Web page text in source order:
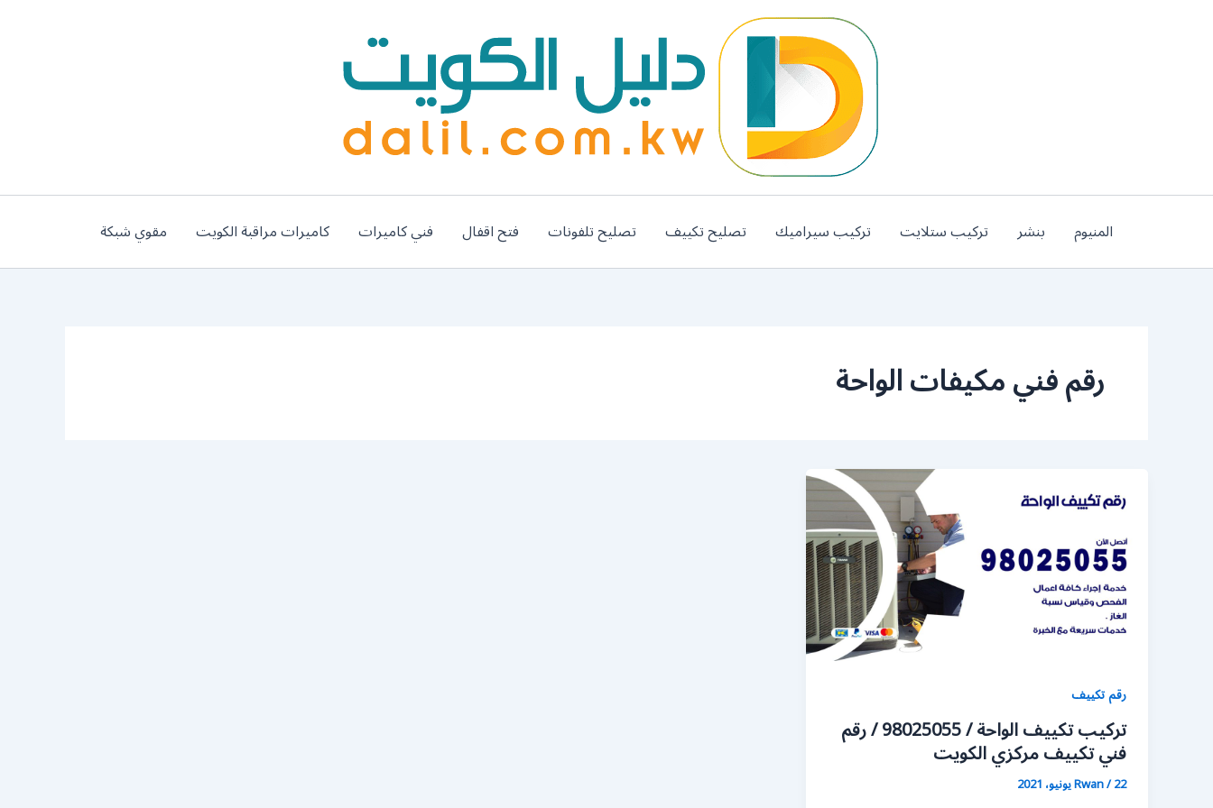
المنيوم بنشر تركيب ستلايت تركيب سيراميك تصليح تكييف تصليح تلفونات فتح اقفال فني كاميرات كاميرات مراقبة الكويت مقوي شبكة
رقم فني مكيفات الواحة
رقم تكييف
تركيب تكييف الواحة / 98025055 / رقم
فني تكييف مركزي الكويت
Rwan/22 يونيو، 2021